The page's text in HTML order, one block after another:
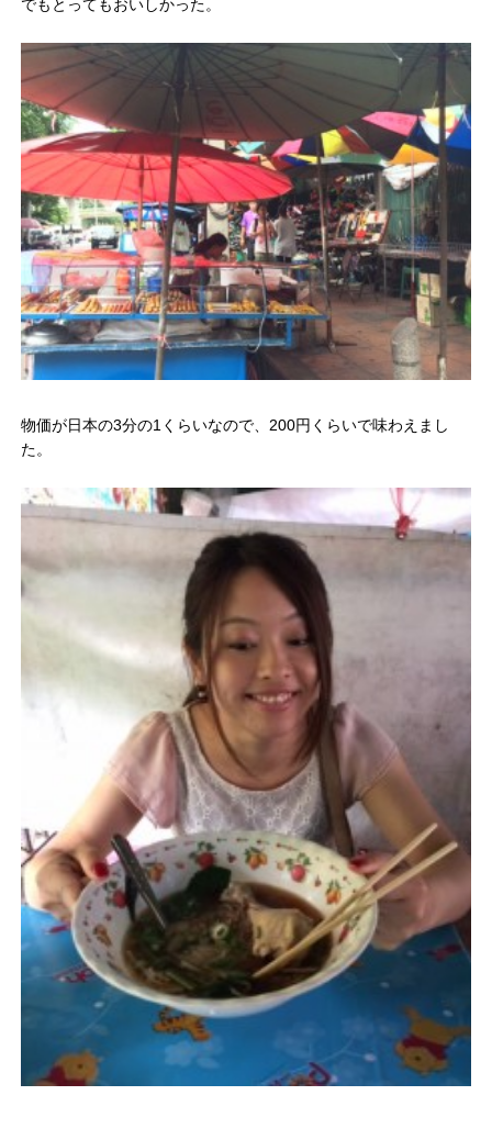
でもとってもおいしかった。
物価が日本の3分の1くらいなので、200円くらいで味わえまし
た。